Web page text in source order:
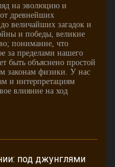
на эволюцию и
древнейших
величайших загадок и
и победы, великие
понимание, что
за пределами нашего
быть объяснено простой
законам физики. У нас
и интерпретациям
влияние на ход
под джунглями